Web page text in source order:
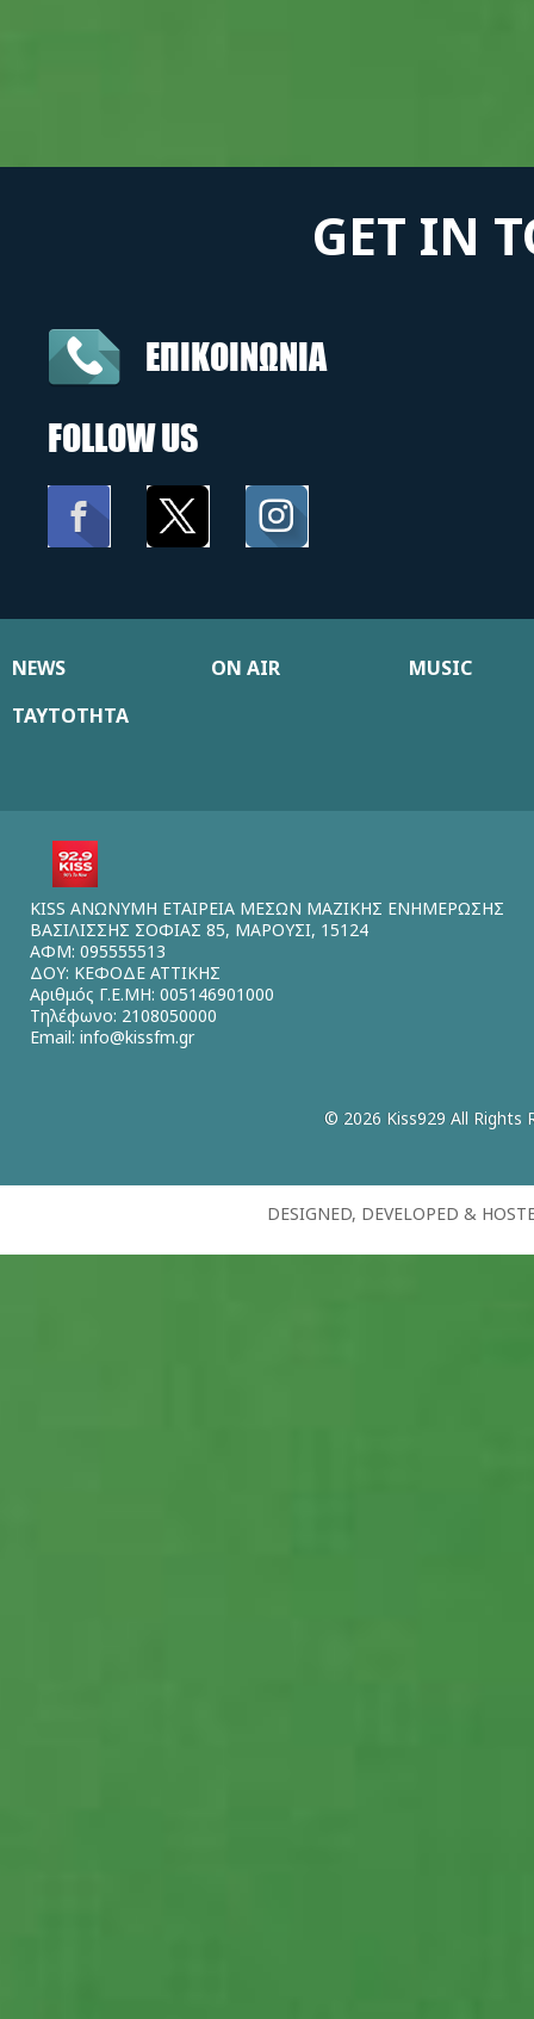
GET IN
ΕΠΙΚΟΙΝΩΝΙΑ
FOLLOW US
NEWS ON AIR
MUSIC
ΤΑΥΤΟΤΗΤΑ
KISS ΑΝΩΝΥΜΗ ΕΤΑΙΡΕΙΑ ΜΕΣΩΝ ΜΑΖΙΚΗΣ ΕΝΗΜΕΡΩΣΗΣ
ΒΑΣΙΛΙΣΣΗΣ ΣΟΦΙΑΣ 85, ΜΑΡΟΥΣΙ, 15124
ΑΦΜ: 095555513
ΔΟΥ: ΚΕΦΟΔΕ ΑΤΤΙΚΗΣ
Αριθμός Γ.Ε.ΜΗ: 005146901000
Τηλέφωνο: 2108050000
Email: info@kissfm.gr
© 2026 Kiss929 All Rights
DESIGNED, DEVELOPED &